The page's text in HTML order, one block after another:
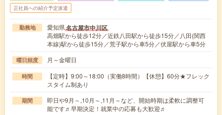
正社員への紹介予定派遣
勤務地 愛知県名古屋市中川区
高畑駅から徒歩12分／近鉄八田駅から徒歩15分／八田(関西
本線)駅から徒歩15分／荒子駅から車5分／伏屋駅から車5分
曜日頻度 月～金曜日
時間
【定時】9:00～18:00（実働8時間）【休憩】60分★フレック
スタイム制あり
期間
即日や9月～,10月～,11月～など、開始時期は柔軟に調整可
能です♬早期決定！就業中の応募も大歓迎♬